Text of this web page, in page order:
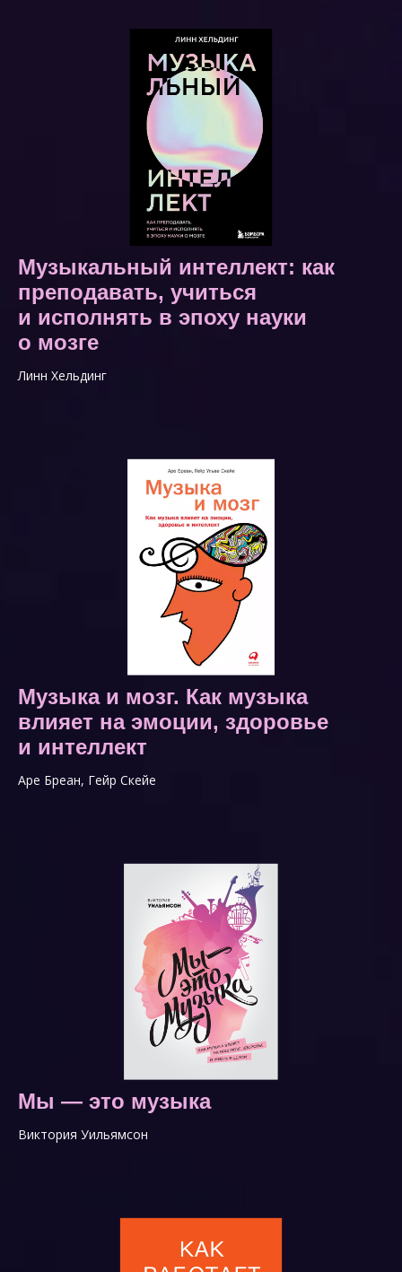
Музыкальный интеллект: как
преподавать, учиться
и исполнять в эпоху науки
о мозге
Линн Хельдинг
Музыка и мозг. Как музыка
влияет на эмоции, здоровье
и интеллект
Аре Бреан, Гейр Скейе
Мы — это музыка
Виктория Уильямсон